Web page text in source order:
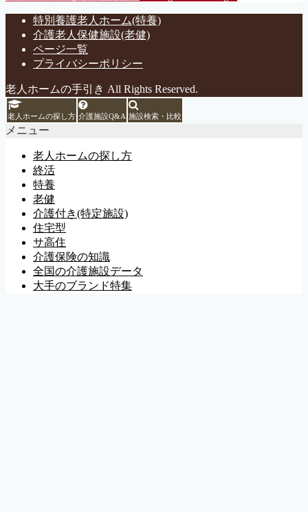
特別養護老人ホーム(特養)
介護老人保健施設(老健)
ページ一覧
プライバシーポリシー
老人ホームの手引き All Rights Reserved.
老人ホームの探し方 介護施設Q&A 施設検索・比較
メニュー
老人ホームの探し方
終活
特養
老健
介護付き(特定施設)
住宅型
サ高住
介護保険の知識
全国の介護施設データ
大手のブランド特集